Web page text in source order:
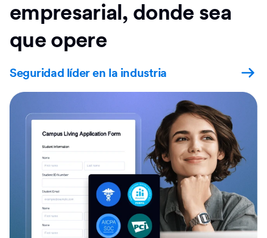
empresarial, donde sea
que opere
Seguridad líder en la industria